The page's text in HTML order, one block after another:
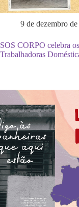
9 de dezembro
SOS CORPO celebra
Trabalhadoras